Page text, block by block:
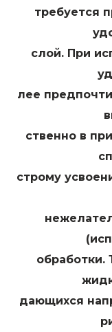
требуется
слой. При
лее
ственно в
строму
обработки.
дающихся